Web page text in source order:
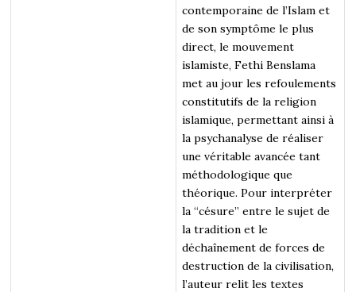
contemporaine de l’Islam et
de son symptôme le plus
direct, le mouvement
islamiste, Fethi Benslama
met au jour les refoulements
constitutifs de la religion
islamique, permettant ainsi à
la psychanalyse de réaliser
une véritable avancée tant
méthodologique que
théorique. Pour interpréter
la “césure” entre le sujet de
la tradition et le
déchaînement de forces de
destruction de la civilisation,
l’auteur relit les textes